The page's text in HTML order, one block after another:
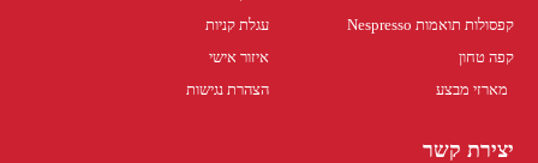
קפסולות תואמות Nespresso
קפה טחון
מארזי מבצע
עגלת קניות
איזור אישי
הצהרת נגישות
יצירת קשר